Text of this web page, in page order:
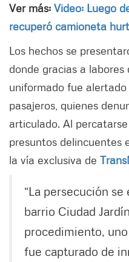
Ver más: Video: Luego
recuperó camioneta
Los hechos se
donde gracias a
uniformado fue
pasajeros, quienes
articulado. Al
presuntos delincuentes
la vía exclusiva de
“La persecución
barrio Ciudad
procedimiento,
fue capturado de